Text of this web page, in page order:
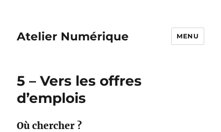
Atelier Numérique MENU
5 – Vers les offres
d’emplois
Où chercher ?